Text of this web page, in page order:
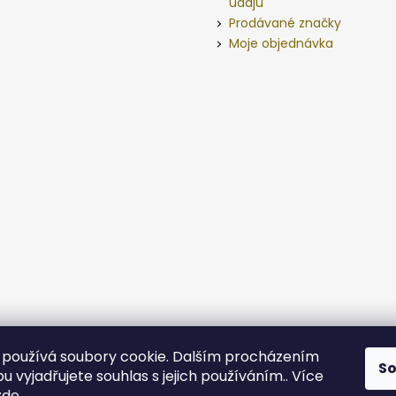
soubory cookie. Dalším procházením
vyjadřujete souhlas s jejich používáním.. Více
Prodávané značky
Moje objednávka